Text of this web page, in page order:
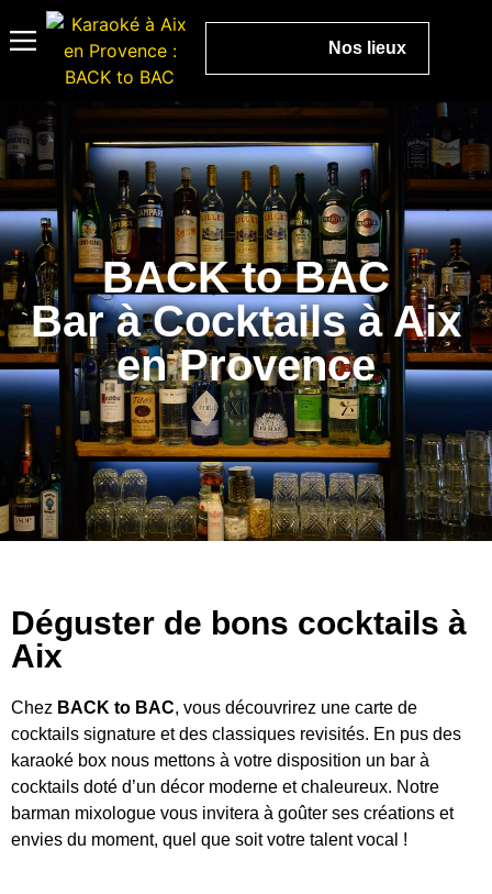
Nos lieux
BACK to BAC
Bar à Cocktails à Aix
en Provence
Déguster de bons cocktails à
Aix
Chez BACK to BAC, vous découvrirez une carte de
cocktails signature et des classiques revisités. En pus des
karaoké box nous mettons à votre disposition un bar à
cocktails doté d’un décor moderne et chaleureux. Notre
barman mixologue vous invitera à goûter ses créations et
envies du moment, quel que soit votre talent vocal !